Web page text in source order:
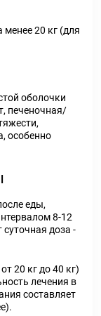
менее 20 кг (для
оболочки
печеночная/
особенно
еды,
8-12
доза -
20 кг до 40 кг)
лечения в
составляет